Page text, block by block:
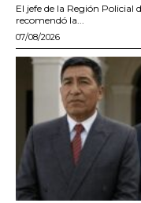
El jefe de la Región Policial
recomendó la...
07/08/2026